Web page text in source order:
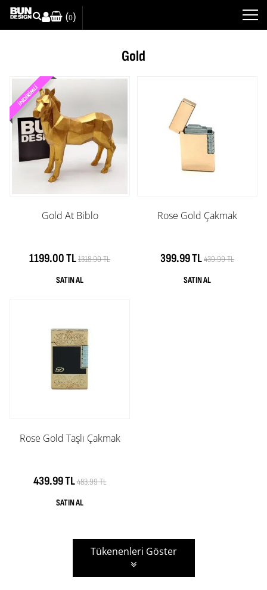
(0)
Gold
Gold At Biblo
1199.00 TL1318.90 TL
Rose Gold Çakmak
399.99 TL439.99 TL
Rose Gold Taşlı Çakmak
439.99 TL483.99 TL
Tükenenleri Göster